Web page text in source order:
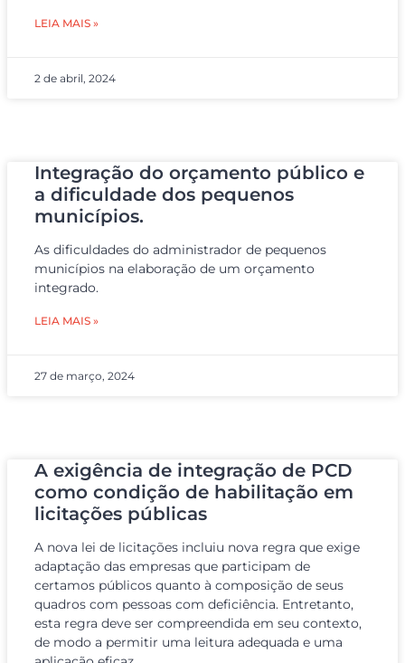
LEIA MAIS »
2 de abril, 2024
Integração do orçamento público e
a dificuldade dos pequenos
municípios.
As dificuldades do administrador de pequenos
municípios na elaboração de um orçamento
integrado.
LEIA MAIS »
27 de março, 2024
A exigência de integração de PCD
como condição de habilitação em
licitações públicas
A nova lei de licitações incluiu nova regra que exige
adaptação das empresas que participam de
certamos públicos quanto à composição de seus
quadros com pessoas com deficiência. Entretanto,
esta regra deve ser compreendida em seu contexto,
de modo a permitir uma leitura adequada e uma